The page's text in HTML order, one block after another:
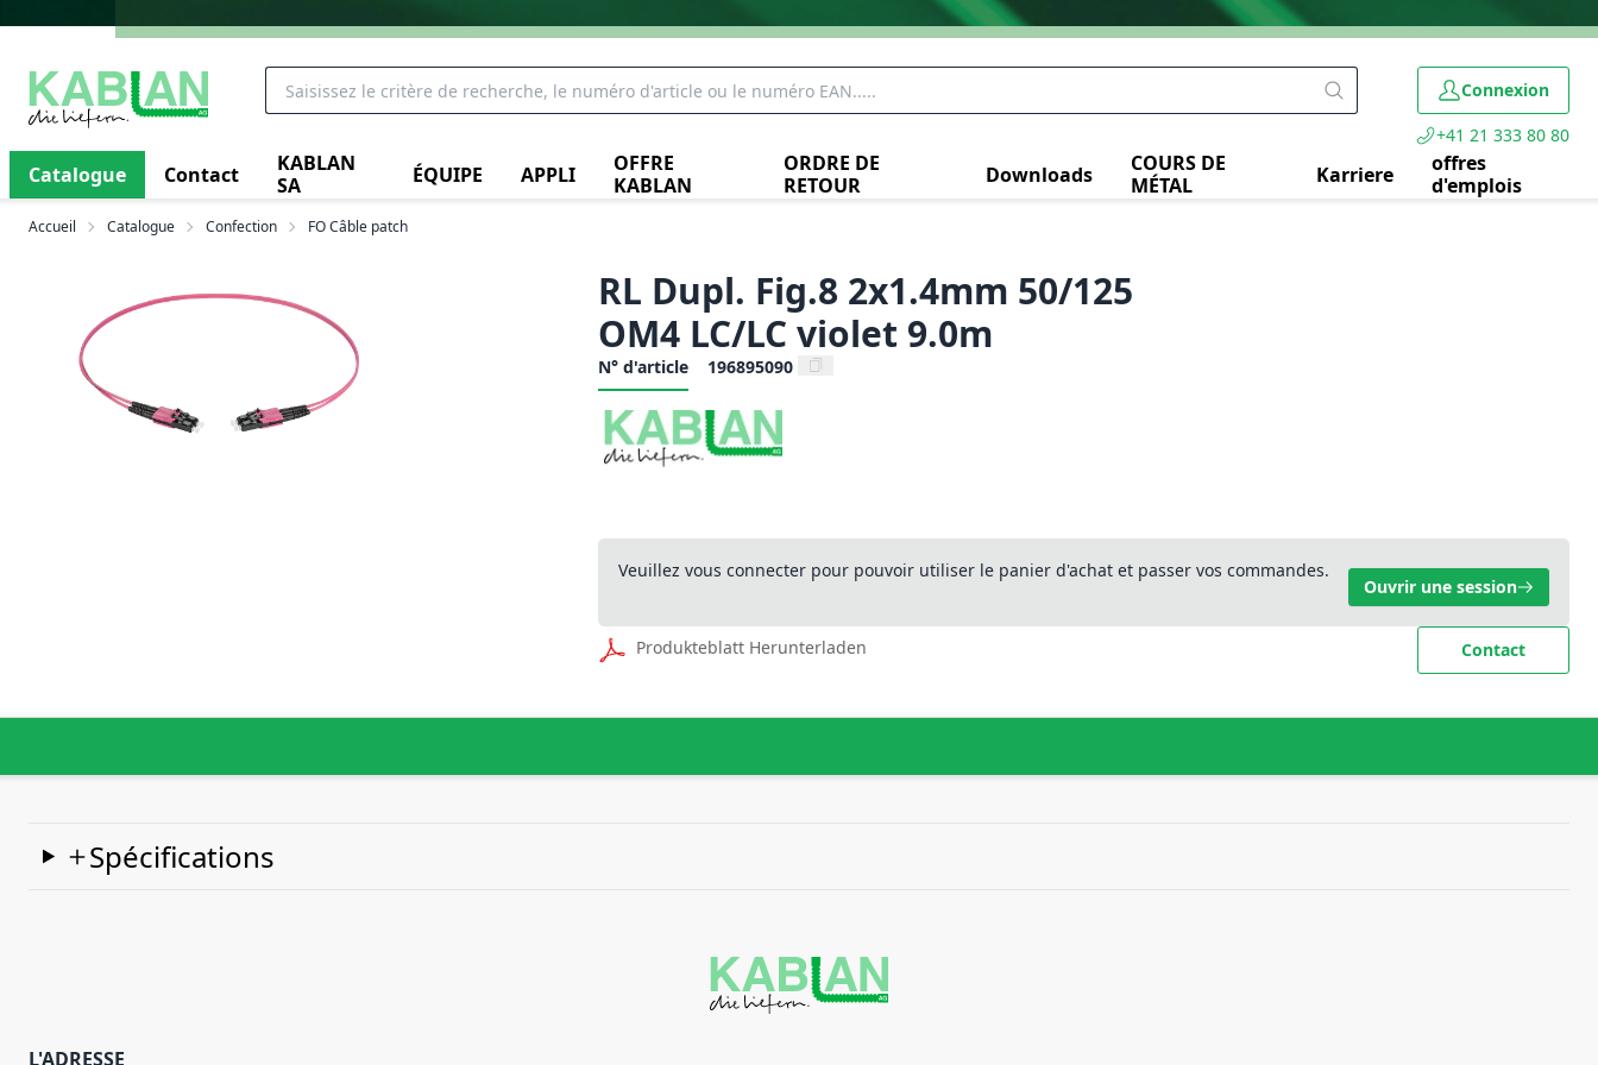
Connexion
+41 21 333 80 80
Catalogue Contact
KABLAN
SA
ÉQUIPE APPLI
OFFRE
KABLAN
ORDRE DE
RETOUR
Downloads
COURS DE
MÉTAL
Karriere
offres
d'emplois
Accueil Catalogue Confection FO Câble patch
RL Dupl. Fig.8 2x1.4mm 50/125
OM4 LC/LC violet 9.0m
N° d'article 196895090
Veuillez vous connecter pour pouvoir utiliser le panier d'achat et passer vos commandes.
Ouvrir une session
Produkteblatt Herunterladen Contact
Spécifications
L'ADRESSE